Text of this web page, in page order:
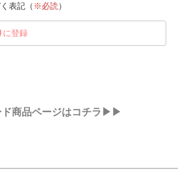
表記（ ※必読）
に登録
ド商品ページはコチラ▶▶